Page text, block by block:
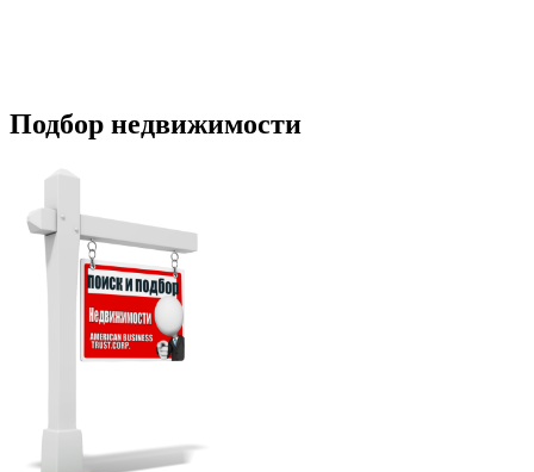
Подбор недвижимости